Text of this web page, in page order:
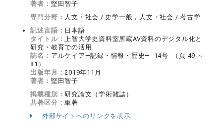
著者： 堅田智子
専門分野： 人文・社会 / 史学一般，人文・社会 / 考古学
記述言語： 日本語
タイトル：上智大学史資料室所蔵AV資料のデジタル化と
研究・教育での活用
誌名： アルケイア―記録・情報・歴史― 14号 （頁 49 ～
81）
出版年月：2019年11月
著者： 堅田智子
掲載種別：研究論文（学術雑誌）
共著区分：単著
外部サイトへのリンクを表示